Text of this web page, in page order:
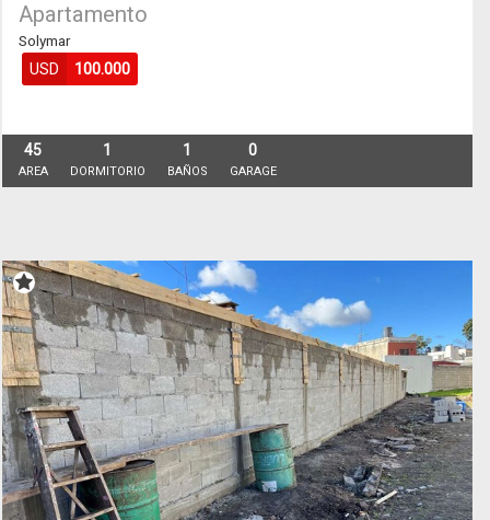
Apartamento
Solymar
USD 100.000
45
AREA
1
DORMITORIO
1
BAÑOS
0
GARAGE